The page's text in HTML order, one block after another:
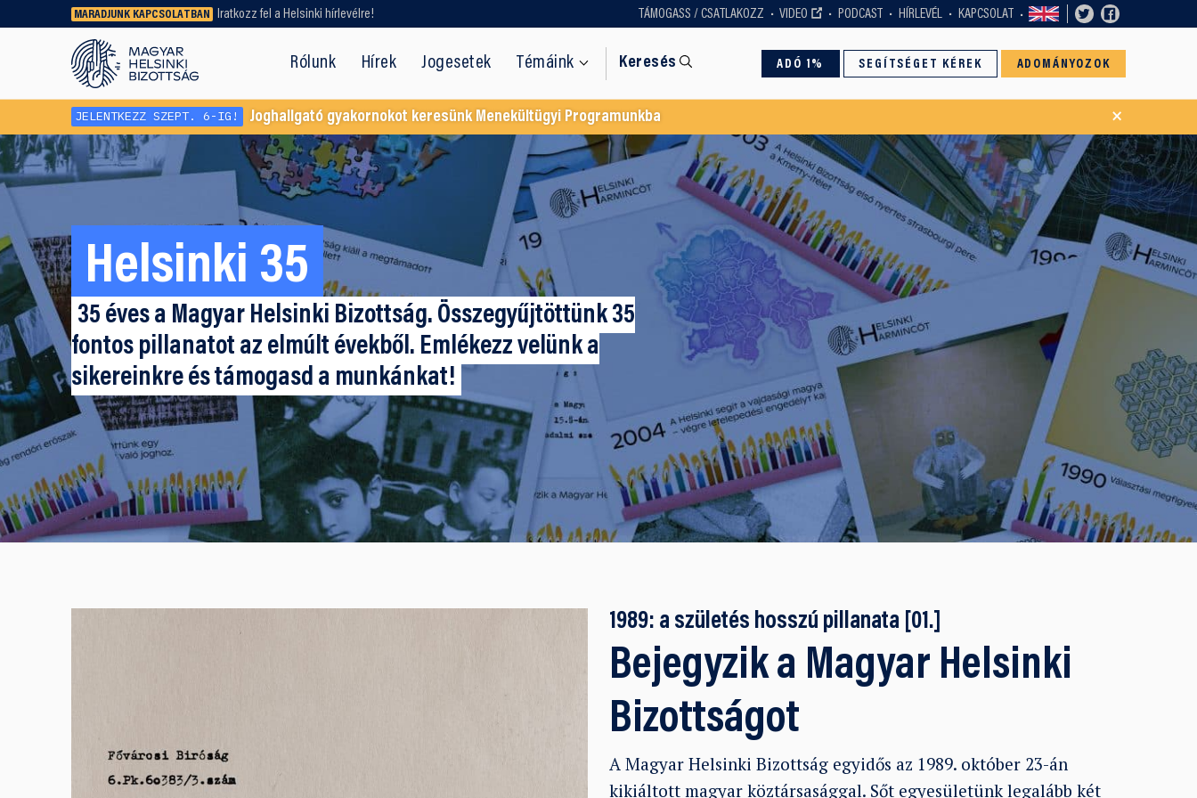
MARADJUNK KAPCSOLATBAN Iratkozz fel a Helsinki hírlevélre! TÁMOGASS / CSATLAKOZZ VIDEO PODCAST HÍRLEVÉL KAPCSOLAT
Rólunk Hírek Jogesetek Témáink Keresés ADÓ 1% SEGÍTSÉGET KÉREK ADOMÁNYOZOK
Régebbi tartalmat vagy
dokumentumot keresel? Használd a
keresőnket!
JELENTKEZZ SZEPT. 6-IG! Joghallgató gyakornokot keresünk Menekültügyi Programunkba ×
Helsinki 35
35 éves a Magyar Helsinki Bizottság. Összegyűjtöttünk 35
fontos pillanatot az elmúlt évekből. Emlékezz velünk a
sikereinkre és támogasd a munkánkat!
1989: a születés hosszú pillanata [01.]
Bejegyzik a Magyar Helsinki
Bizottságot
A Magyar Helsinki Bizottság egyidős az 1989. október 23-án
kikiáltott magyar köztársasággal. Sőt egyesületünk legalább két